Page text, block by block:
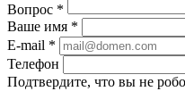
Вопрос *
Ваше имя *
E-mail *
Телефон
Подтвердите, что вы не